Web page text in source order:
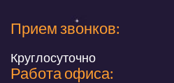
Прием звонков:
Круглосуточно
Работа офиса: